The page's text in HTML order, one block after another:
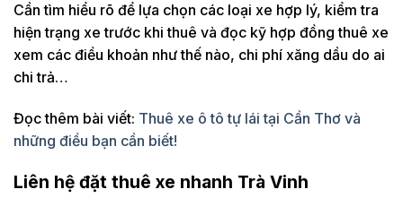
Cần tìm hiểu rõ để lựa chọn các loại xe hợp lý, kiểm tra
hiện trạng xe trước khi thuê và đọc kỹ hợp đồng thuê xe
xem các điều khoản như thế nào, chi phí xăng dầu do ai
chi trả…
Đọc thêm bài viết: Thuê xe ô tô tự lái tại Cần Thơ và
những điều bạn cần biết!
Liên hệ đặt thuê xe nhanh Trà Vinh